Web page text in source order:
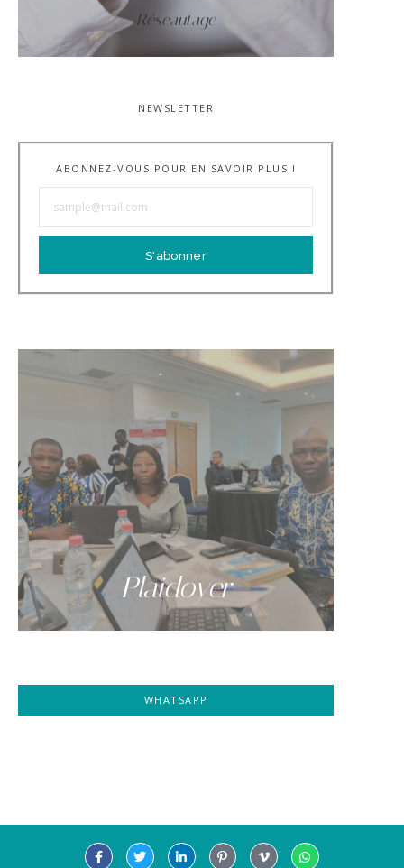
Réseautage
NEWSLETTER
ABONNEZ-VOUS POUR EN SAVOIR PLUS !
S'abonner
Plaidoyer
WHATSAPP